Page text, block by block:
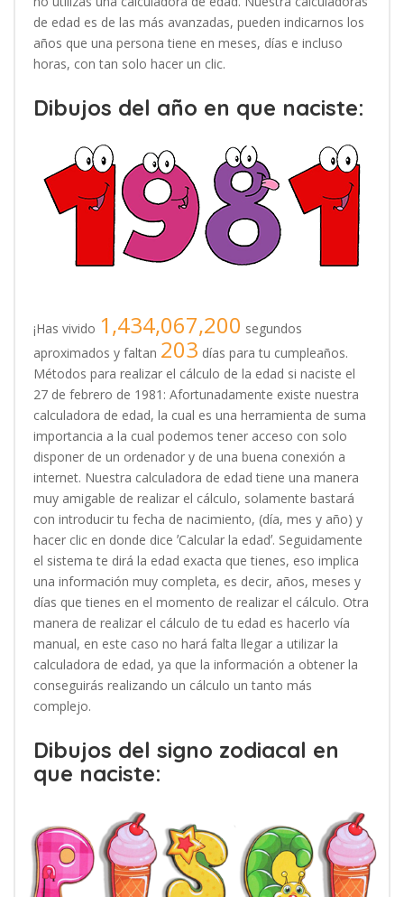
de edad es de las más avanzadas, pueden indicarnos los
años que una persona tiene en meses, días e incluso
horas, con tan solo hacer un clic.
Dibujos del año en que naciste:
¡Has vivido 1,434,067,200 segundos
aproximados y faltan 203 días para tu cumpleaños.
Métodos para realizar el cálculo de la edad si naciste el
27 de febrero de 1981: Afortunadamente existe nuestra
calculadora de edad, la cual es una herramienta de suma
importancia a la cual podemos tener acceso con solo
disponer de un ordenador y de una buena conexión a
internet. Nuestra calculadora de edad tiene una manera
muy amigable de realizar el cálculo, solamente bastará
con introducir tu fecha de nacimiento, (día, mes y año) y
hacer clic en donde dice ʼCalcular la edadʼ. Seguidamente
el sistema te dirá la edad exacta que tienes, eso implica
una información muy completa, es decir, años, meses y
días que tienes en el momento de realizar el cálculo. Otra
manera de realizar el cálculo de tu edad es hacerlo vía
manual, en este caso no hará falta llegar a utilizar la
calculadora de edad, ya que la información a obtener la
conseguirás realizando un cálculo un tanto más
complejo.
Dibujos del signo zodiacal en
que naciste: